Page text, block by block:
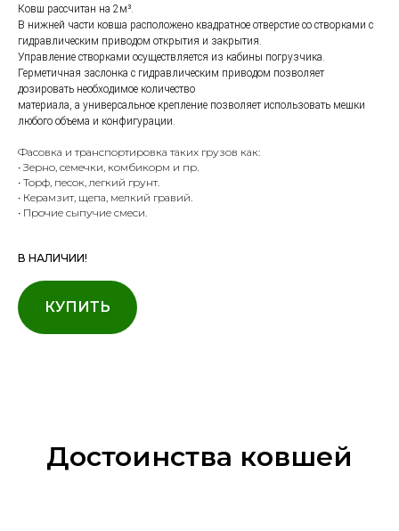
Ковш рассчитан на 2м³.
В нижней части ковша расположено квадратное отверстие со створками с
гидравлическим приводом открытия и закрытия.
Управление створками осуществляется из кабины погрузчика.
Герметичная заслонка с гидравлическим приводом позволяет
дозировать необходимое количество
материала, а универсальное крепление позволяет использовать мешки
любого объема и конфигурации.
Фасовка и транспортировка таких грузов как:
• Зерно, семечки, комбикорм и пр.
• Торф, песок, легкий грунт.
• Керамзит, щепа, мелкий гравий.
• Прочие сыпучие смеси.
В НАЛИЧИИ!
КУПИТЬ
Достоинства ковшей